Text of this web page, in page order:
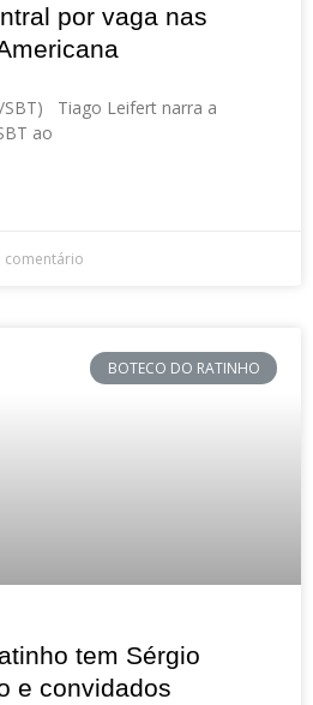
por vaga nas
SBT) Tiago Leifert narra a
ao
comentário
BOTECO DO RATINHO
tem Sérgio
e convidados